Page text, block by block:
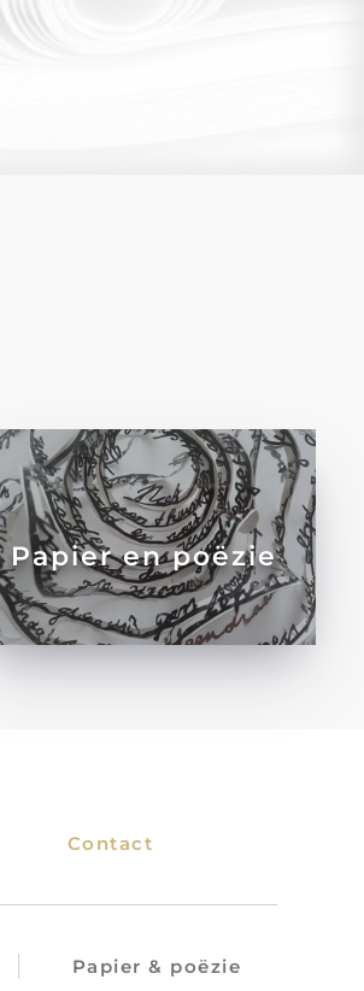
Papier en poëzie
Contact
Papier & poëzie